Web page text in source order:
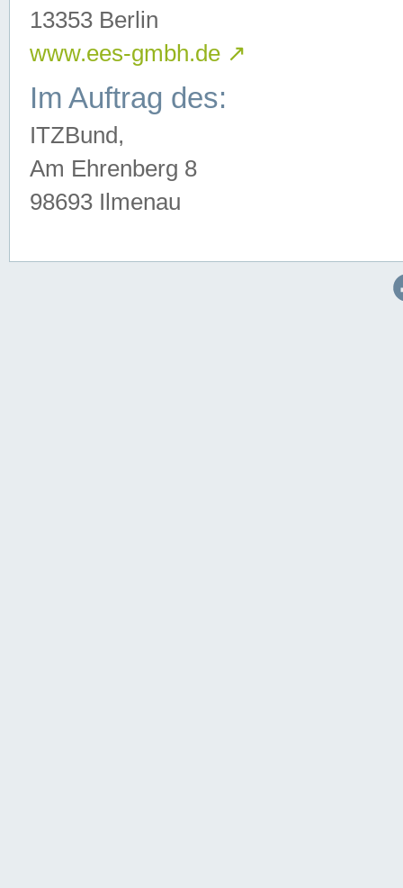
13353 Berlin
www.ees-gmbh.de ↗
Im Auftrag des:
ITZBund,
Am Ehrenberg 8
98693 Ilmenau